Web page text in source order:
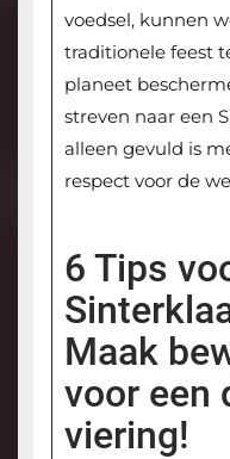
voedsel, kunnen
traditionele feest
planeet
streven naar een
alleen gevuld is
respect voor de
6 Tips
Maak
voor een
viering!